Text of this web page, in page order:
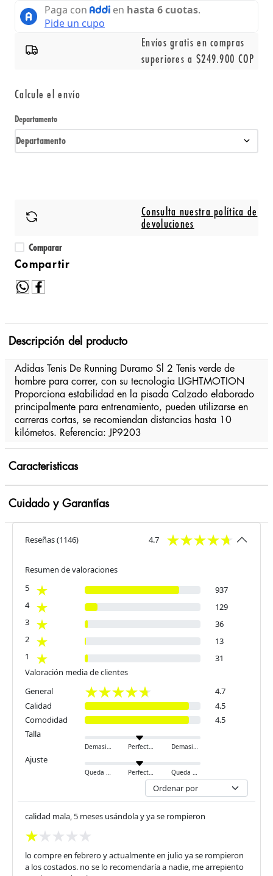
Envíos gratis en compras
superiores a $249.900 COP
Calcule el envío
Departamento
Departamento
Consulta nuestra política de
devoluciones
Comparar
Descripción del producto
Adidas Tenis De Running Duramo Sl 2 Tenis verde de
hombre para correr, con su tecnologia LIGHTMOTION
Proporciona estabilidad en la pisada Calzado elaborado
principalmente para entrenamiento, pueden utilizarse en
carreras cortas, se recomiendan distancias hasta 10
kilómetos. Referencia: JP9203
Caracteristicas
Cuidado y Garantías
Reseñas(1146) 4.7
Resumen de valoraciones
5
937
4
129
3
36
2
13
1
31
Valoración media de clientes
General
4.7
Calidad
4.5
Comodidad
4.5
Talla
Demasiado pequeño Perfecto Demasiado grande
Ajuste
Queda ajustado Perfecto Queda holgado
calidad mala, 5 meses usándola y ya se rompieron
lo compre en febrero y actualmente en julio ya se rompieron
a los costados. no se lo recomendaría a nadie, me arrepiento